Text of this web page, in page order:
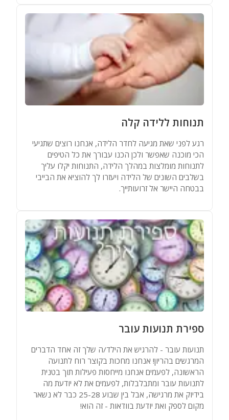
תנוחות ללידה קלה
רגע לפני שאת מגיעה לחדר הלידה, אנחנו רוצים שתגיעי
הכי מוכנה שאפשר ולכן הכנו עבורך את כל הטיפים
לתנוחות מומלצות במהלך הלידה, התנוחות יקלו עליך
בשלבים השונים של הלידה ויעזרו לך להוציא את הבייבי
בבטחה היישר אל זרועותייך.
ספירת תנועות עובר
תנועות עובר - להרגיש את הילד/ה שלך זה אחד הדברים
המרגשים בהריון! אנחנו מחכות בקוצר רוח לתנועה
הראשונה, לפעמים אנחנו מייחסות פעילות תוך בטנית
לתנועות עובר ומתבלבלות, לפעמים את לא יודעת מה
בידיוק את מרגישה, אבל בין שבוע 25-28 כבר לא נשאר
מקום לספק ואת יודעת בוודאות - זה הוא!